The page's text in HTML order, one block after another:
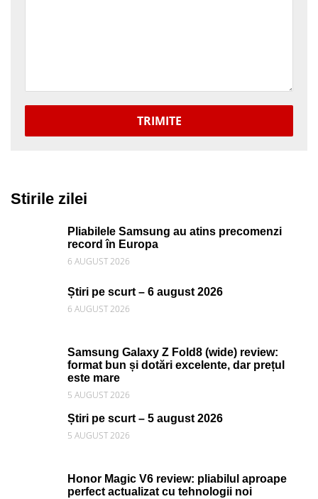
TRIMITE
Stirile zilei
Pliabilele Samsung au atins precomenzi
record în Europa
6 AUGUST 2026
Știri pe scurt – 6 august 2026
6 AUGUST 2026
Samsung Galaxy Z Fold8 (wide) review:
format bun și dotări excelente, dar prețul
este mare
5 AUGUST 2026
Știri pe scurt – 5 august 2026
5 AUGUST 2026
Honor Magic V6 review: pliabilul aproape
perfect actualizat cu tehnologii noi